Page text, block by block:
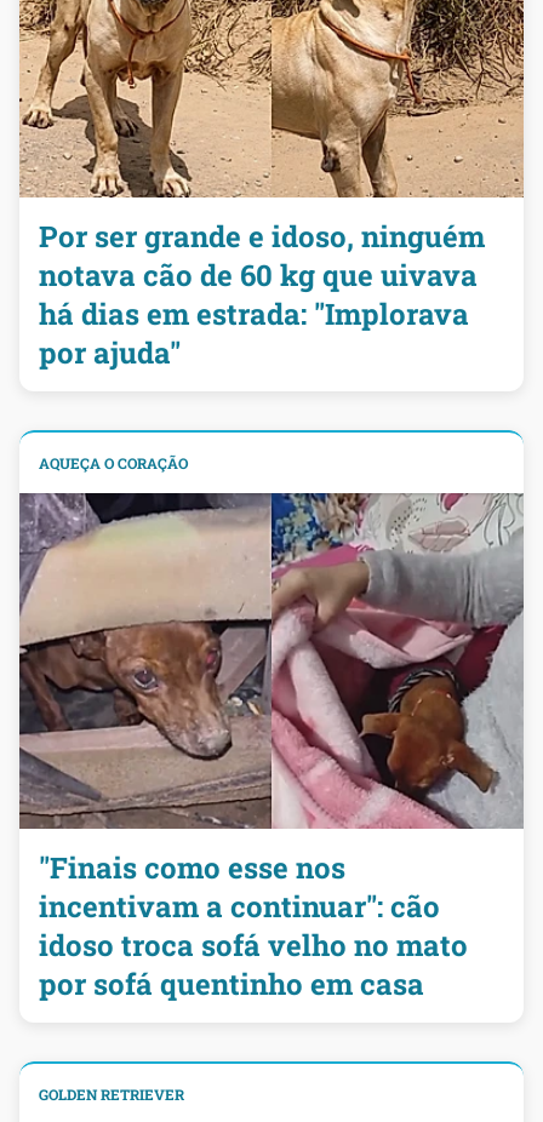
Por ser grande e idoso, ninguém
notava cão de 60 kg que uivava
há dias em estrada: "Implorava
por ajuda"
AQUEÇA O CORAÇÃO
"Finais como esse nos
incentivam a continuar": cão
idoso troca sofá velho no mato
por sofá quentinho em casa
GOLDEN RETRIEVER